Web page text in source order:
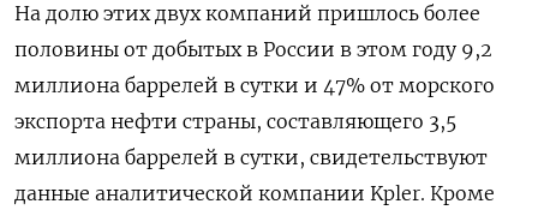
На долю этих двух компаний пришлось более
половины от добытых в России в этом году 9,2
миллиона баррелей в сутки и 47% от морского
экспорта нефти страны, составляющего 3,5
миллиона баррелей в сутки, свидетельствуют
данные аналитической компании Kpler. Кроме